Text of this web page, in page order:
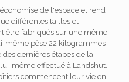
de l'espace et rend
différentes tailles et
être fabriqués sur une même
même pèse 22 kilogrammes
dernières étapes de la
même effectué à Landshut.
commencent leur vie en